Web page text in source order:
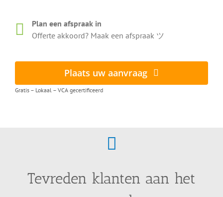
Plan een afspraak in
Offerte akkoord? Maak een afspraak ツ
Plaats uw aanvraag
Gratis – Lokaal – VCA gecertificeerd
Tevreden klanten aan het